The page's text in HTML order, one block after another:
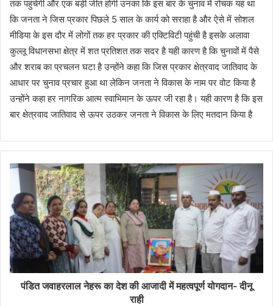
तक पहुंचेगी और एक बड़ी जीत होगी उनका कि इस बार के चुनाव में रोचक यह था
कि जनता ने जिस प्रकार पिछले 5 साल के कार्य को सराहा है और ऐसे में सोशल
मीडिया के इस दौर में लोगों तक हर प्रकार की एक्टिविटी पहुंची है इसके अलावा
कुल्लू विधानसभा क्षेत्र में शत प्रतिशत तक सदर है यही कारण है कि चुनावों में पैसे
और शराब का प्रचलन घटा है उन्होंने कहा कि जिस प्रकार क्षेत्रवाद जातिवाद के
आधार पर चुनाव प्रचार हुआ था लेकिन जनता ने विकास के नाम पर वोट किया है
उन्होंने कहा हर नागरिक आत्म स्वाभिमान के ऊपर जी रहा है। यही कारण है कि इस
बार क्षेत्रवाद जातिवाद से ऊपर उठकर जनता ने विकास के लिए मतदान किया है
पंडित जवाहरलाल नेहरू का देश की आजादी में महत्वपूर्ण योगदान- दीनू
राही